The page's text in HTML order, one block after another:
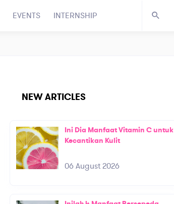
EVENTS INTERNSHIP
NEW ARTICLES
Ini Dia Manfaat Vitamin C untuk
Kecantikan Kulit
06 August 2026